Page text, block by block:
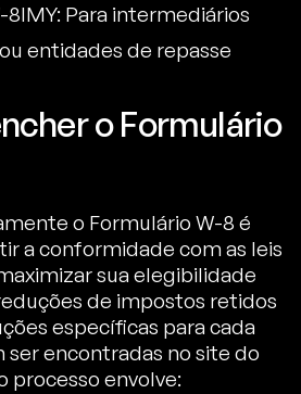
8IMY: Para intermediários
entidades de repasse
o Formulário
o Formulário W-8 é
a conformidade com as leis
sua elegibilidade
de impostos retidos
específicas para cada
encontradas no site do
processo envolve: